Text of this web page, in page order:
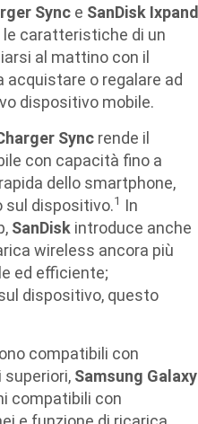
Sync e SanDisk Ixpand
le caratteristiche di un
al mattino con il
acquistare o regalare ad
dispositivo mobile.
Sync rende il
con capacità fino a
dello smartphone,
sul dispositivo.1 In
SanDisk introduce anche
wireless ancora più
ed efficiente;
dispositivo, questo
compatibili con
superiori, Samsung Galaxy
compatibili con